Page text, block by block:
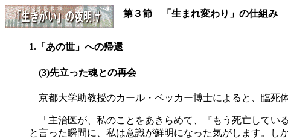
第３節 「生まれ変わり」の仕組み
1.「あの世」への帰還
(3)先立った魂との再会
京都大学助教授のカール・ベッカー博士によると、臨死
「主治医が、私のことをあきらめて、『もう死亡してい
と言った瞬間に、私は意識が鮮明になった気がします。